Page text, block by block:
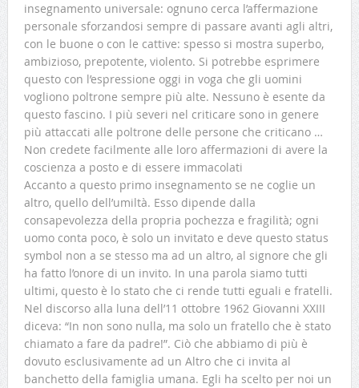
insegnamento universale: ognuno cerca l’affermazione
personale sforzandosi sempre di passare avanti agli altri,
con le buone o con le cattive: spesso si mostra superbo,
ambizioso, prepotente, violento. Si potrebbe esprimere
questo con l’espressione oggi in voga che gli uomini
vogliono poltrone sempre più alte. Nessuno è esente da
questo fascino. I più severi nel criticare sono in genere
più attaccati alle poltrone delle persone che criticano …
Non credete facilmente alle loro affermazioni di avere la
coscienza a posto e di essere immacolati
Accanto a questo primo insegnamento se ne coglie un
altro, quello dell’umiltà. Esso dipende dalla
consapevolezza della propria pochezza e fragilità; ogni
uomo conta poco, è solo un invitato e deve questo status
symbol non a se stesso ma ad un altro, al signore che gli
ha fatto l’onore di un invito. In una parola siamo tutti
ultimi, questo è lo stato che ci rende tutti eguali e fratelli.
Nel discorso alla luna dell’11 ottobre 1962 Giovanni XXIII
diceva: “In non sono nulla, ma solo un fratello che è stato
chiamato a fare da padre!”. Ciò che abbiamo di più è
dovuto esclusivamente ad un Altro che ci invita al
banchetto della famiglia umana. Egli ha scelto per noi un